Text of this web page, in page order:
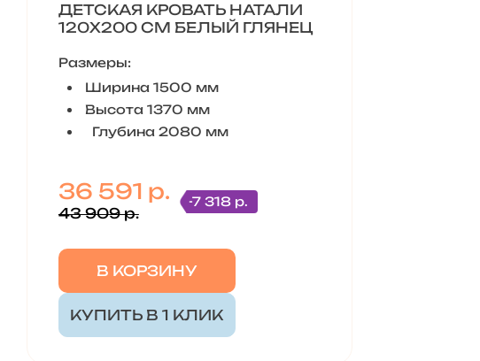
ДЕТСКАЯ КРОВАТЬ НАТАЛИ
120Х200 СМ БЕЛЫЙ ГЛЯНЕЦ
Размеры:
Ширина 1500 мм
Высота 1370 мм
Глубина 2080 мм
36 591 р.
43 909 р.
-7 318 р.
В КОРЗИНУ
КУПИТЬ В 1 КЛИК